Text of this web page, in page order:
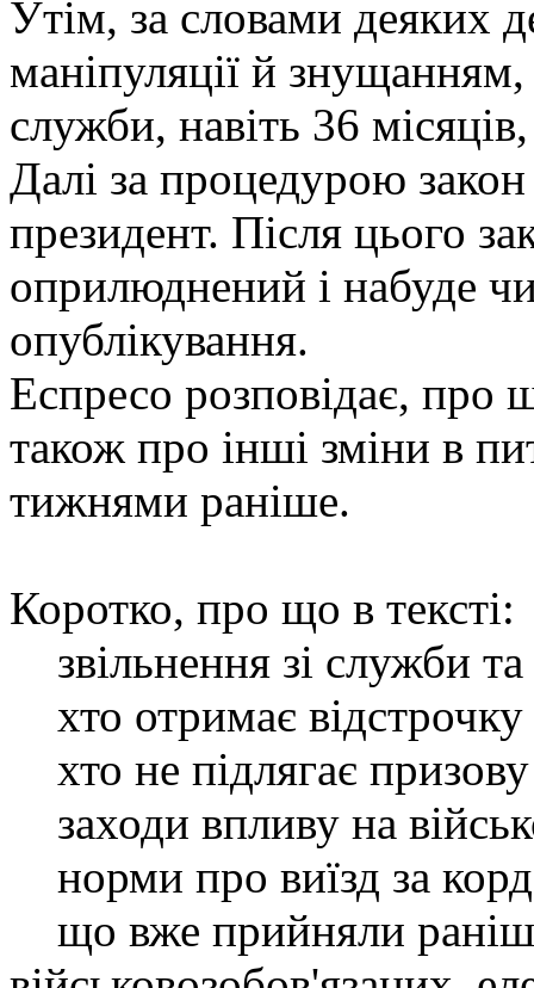
Утім, за словами деяких
маніпуляції й
служби, навіть 36
Далі за процедурою
президент. Після цього
оприлюднений і набуде
опублікування.
Еспресо розповідає, про
також про інші зміни в
тижнями раніше.
Коротко, про що в тексті:
звільнення зі служби та
хто отримає відстрочку
хто не підлягає призову
заходи впливу на
норми про виїзд за
що вже прийняли